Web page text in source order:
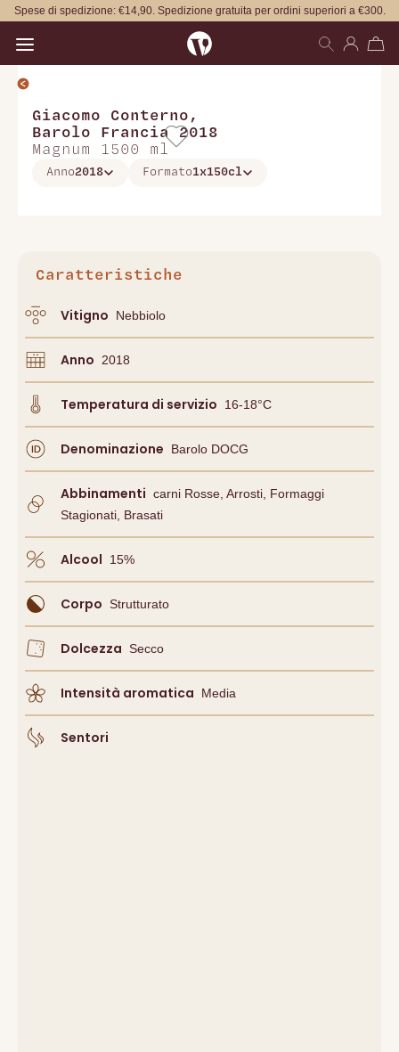
Spese di spedizione: €14,90. Spedizione gratuita per ordini superiori a €300.
Giacomo Conterno ,
Barolo Francia 2018
Magnum 1500 ml
Anno2018 Formato1x150cl
Caratteristiche
Vitigno Nebbiolo
Anno 2018
Temperatura di servizio 16-18°C
Denominazione Barolo DOCG
Abbinamenti Carni Rosse, Arrosti, Formaggi
Stagionati, Brasati
Alcool 15%
Corpo Strutturato
Dolcezza Secco
Intensità aromatica Media
Sentori